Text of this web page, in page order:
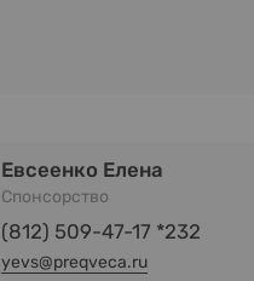
Евсеенко Елена
Спонсорство
(812) 509-47-17 *232
yevs@preqveca.ru